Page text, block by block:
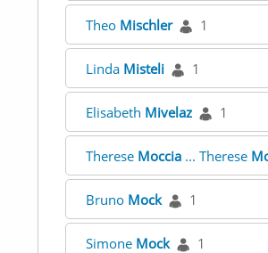
Theo Mischler 1
Linda Misteli 1
Elisabeth Mivelaz 1
Therese Moccia... Therese
Bruno Mock 1
Simone Mock 1